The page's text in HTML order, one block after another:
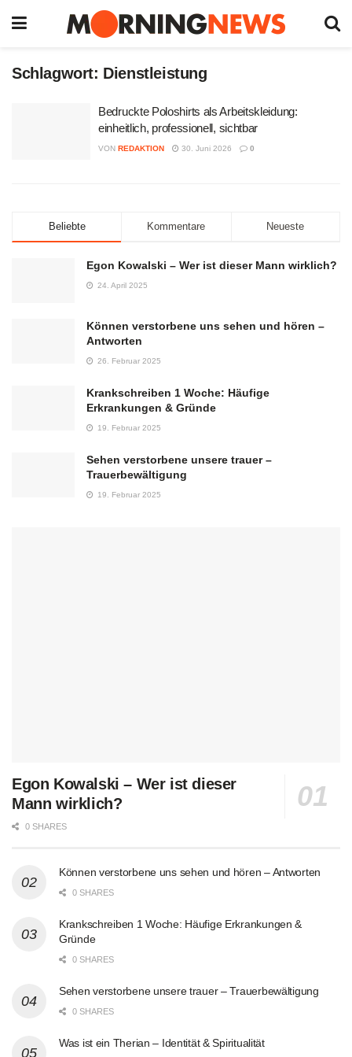
Schlagwort: Dienstleistung
Bedruckte Poloshirts als Arbeitskleidung:
einheitlich, professionell, sichtbar
VON REDAKTION 30. Juni 2026 0
Beliebte Kommentare Neueste
Egon Kowalski – Wer ist dieser Mann wirklich?
24. April 2025
Können verstorbene uns sehen und hören –
Antworten
26. Februar 2025
Krankschreiben 1 Woche: Häufige
Erkrankungen & Gründe
19. Februar 2025
Sehen verstorbene unsere trauer –
Trauerbewältigung
19. Februar 2025
Egon Kowalski – Wer ist dieser
Mann wirklich?
0 SHARES
Können verstorbene uns sehen und hören – Antworten
0 SHARES
Krankschreiben 1 Woche: Häufige Erkrankungen &
Gründe
0 SHARES
Sehen verstorbene unsere trauer – Trauerbewältigung
0 SHARES
Was ist ein Therian – Identität & Spiritualität